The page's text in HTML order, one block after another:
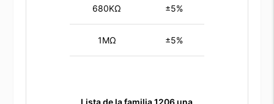
680KΩ ±5%
1MΩ ±5%
Lista de la familia 1206 una